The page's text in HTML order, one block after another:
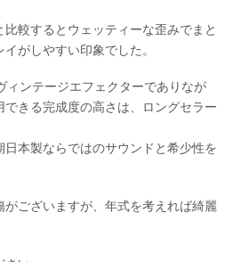
較するとウェッティーな歪みでまと
がしやすい印象でした。
ィンテージエフェクターでありなが
できる完成度の高さは、ロングセラー
本製ならではのサウンドと希少性を
ございますが、年式を考えれば綺麗